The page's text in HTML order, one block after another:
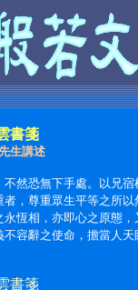
書箋
生講述
然恐無下手處。以兄宿
，尊重眾生平等之所以
恆相，亦即心之原態，
容辭之使命，擔當人天
書箋